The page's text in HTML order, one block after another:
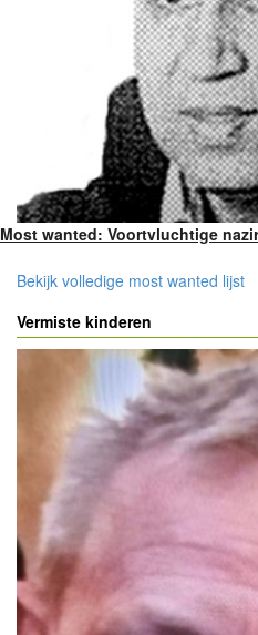
Most wanted: Voortvluchtige
Bekijk volledige most wanted lijst
Vermiste kinderen